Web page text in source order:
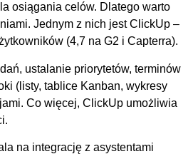
osiągania celów. Dlatego warto
Jednym z nich jest ClickUp –
(4,7 na G2 i Capterra).
ustalanie priorytetów, terminów
(listy, tablice Kanban, wykresy
Co więcej, ClickUp umożliwia
na integrację z asystentami